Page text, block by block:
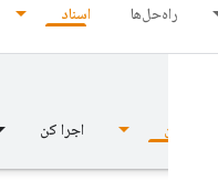
راه‌حل‌ها اسناد
ساختن اجرا کن